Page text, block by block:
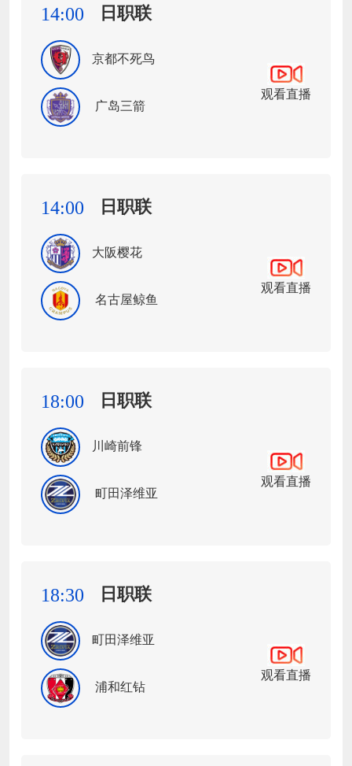
14:00 日职联
京都不死鸟
广岛三箭
观看直播
14:00 日职联
大阪樱花
名古屋鲸鱼
观看直播
18:00 日职联
川崎前锋
町田泽维亚
观看直播
18:30 日职联
町田泽维亚
浦和红钻
观看直播